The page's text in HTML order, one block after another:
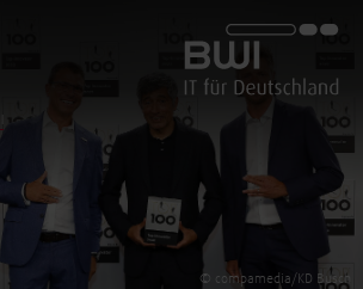
BWI GmbH
© compamedia/KD Busch